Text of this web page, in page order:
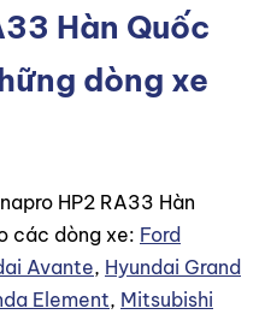
Hàn Quốc
dòng xe
HP2 RA33 Hàn
các dòng xe: Ford
Avante, Hyundai Grand
Element, Mitsubishi